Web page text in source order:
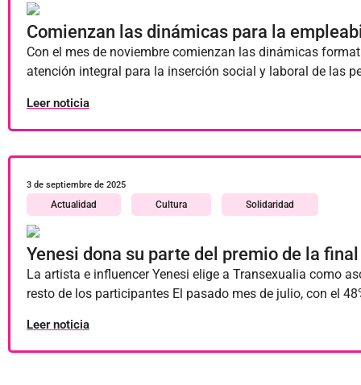
Comienzan las dinámicas para la
Con el mes de noviembre comienzan las dinámicas
atención integral para la inserción social y laboral de las
Leer noticia
3 de septiembre de 2025
Actualidad Cultura Solidaridad
Yenesi dona su parte del premio de la
La artista e influencer Yenesi elige a Transexualia como
resto de los participantes El pasado mes de julio, con el
Leer noticia